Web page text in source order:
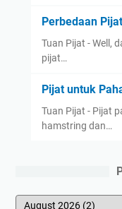
Perbedaan
Tuan Pijat - Well,
pijat…
Pijat untuk
Tuan Pijat - Pijat
hamstring dan…